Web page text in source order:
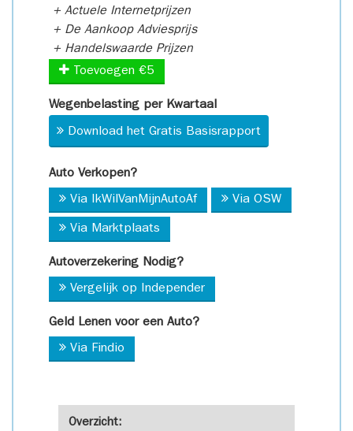
Overzicht:
+ Actuele Internetprijzen
+ De Aankoop Adviesprijs
+ Handelswaarde Prijzen
Toevoegen €5
Wegenbelasting per Kwartaal
Download het Gratis Basisrapport
Auto Verkopen?
Via IkWilVanMijnAutoAf Via OSW
Via Marktplaats
Autoverzekering Nodig?
Vergelijk op Independer
Geld Lenen voor een Auto?
Via Findio